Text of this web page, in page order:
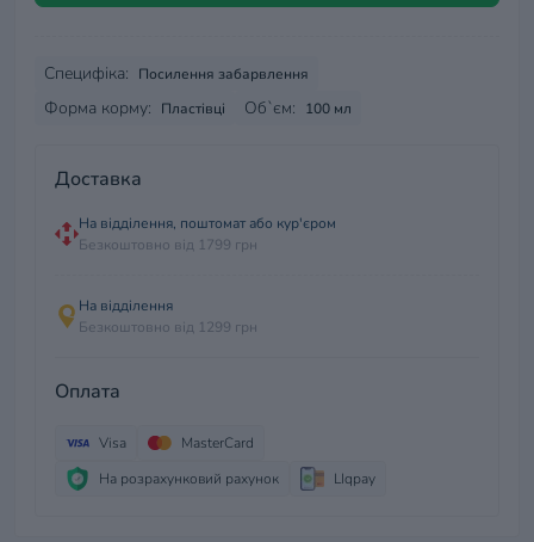
Специфіка: Посилення забарвлення
Форма корму: Пластівці Об`єм: 100 мл
Доставка
На відділення, поштомат або кур'єром
Безкоштовно від 1799 грн
На відділення
Безкоштовно від 1299 грн
Оплата
Visa
MasterCard
На розрахунковий рахунок
LIqpay